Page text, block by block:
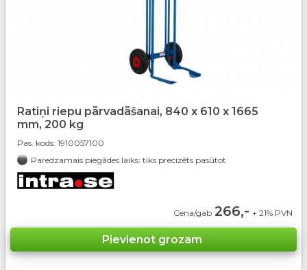
Ratiņi riepu pārvadāšanai, 840 x 610 x 1665
mm, 200 kg
Pas. kods: 1910057100
Paredzamais piegādes laiks: tiks precizēts pasūtot
Cena/gab 266,- + 21% PVN